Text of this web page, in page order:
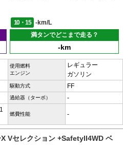
10・15
-km/L
満タンでどこまで走る？
-km
使用燃料
エンジン
レギュラー
ガソリン
駆動方式 FF
過給器（ターボ） -
燃費性能 -
Vセレクション +SafetyII4WD ベ